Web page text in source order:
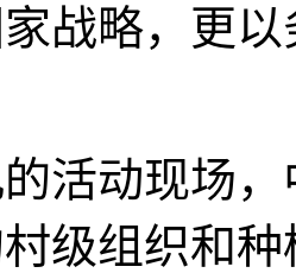
战略，更
活动现场
级组织和